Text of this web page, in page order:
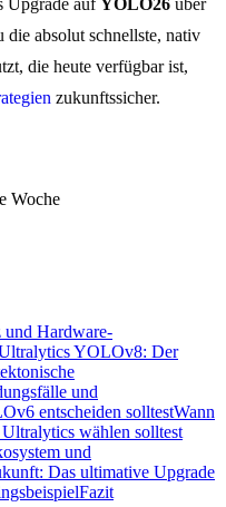
Upgrade aufYOLO26 über
die absolut schnellste, nativ
die heute verfügbar ist,
zukunftssicher.
Woche
Hardware-
YOLOv8: Der
und
entscheiden solltestWann
wählen solltest
und
Das ultimative Upgrade
Fazit